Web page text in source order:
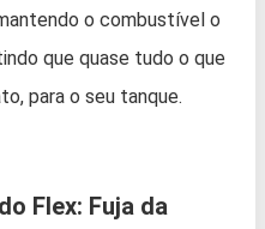
o combustível o
que quase tudo o que
para o seu tanque.
Flex: Fuja da